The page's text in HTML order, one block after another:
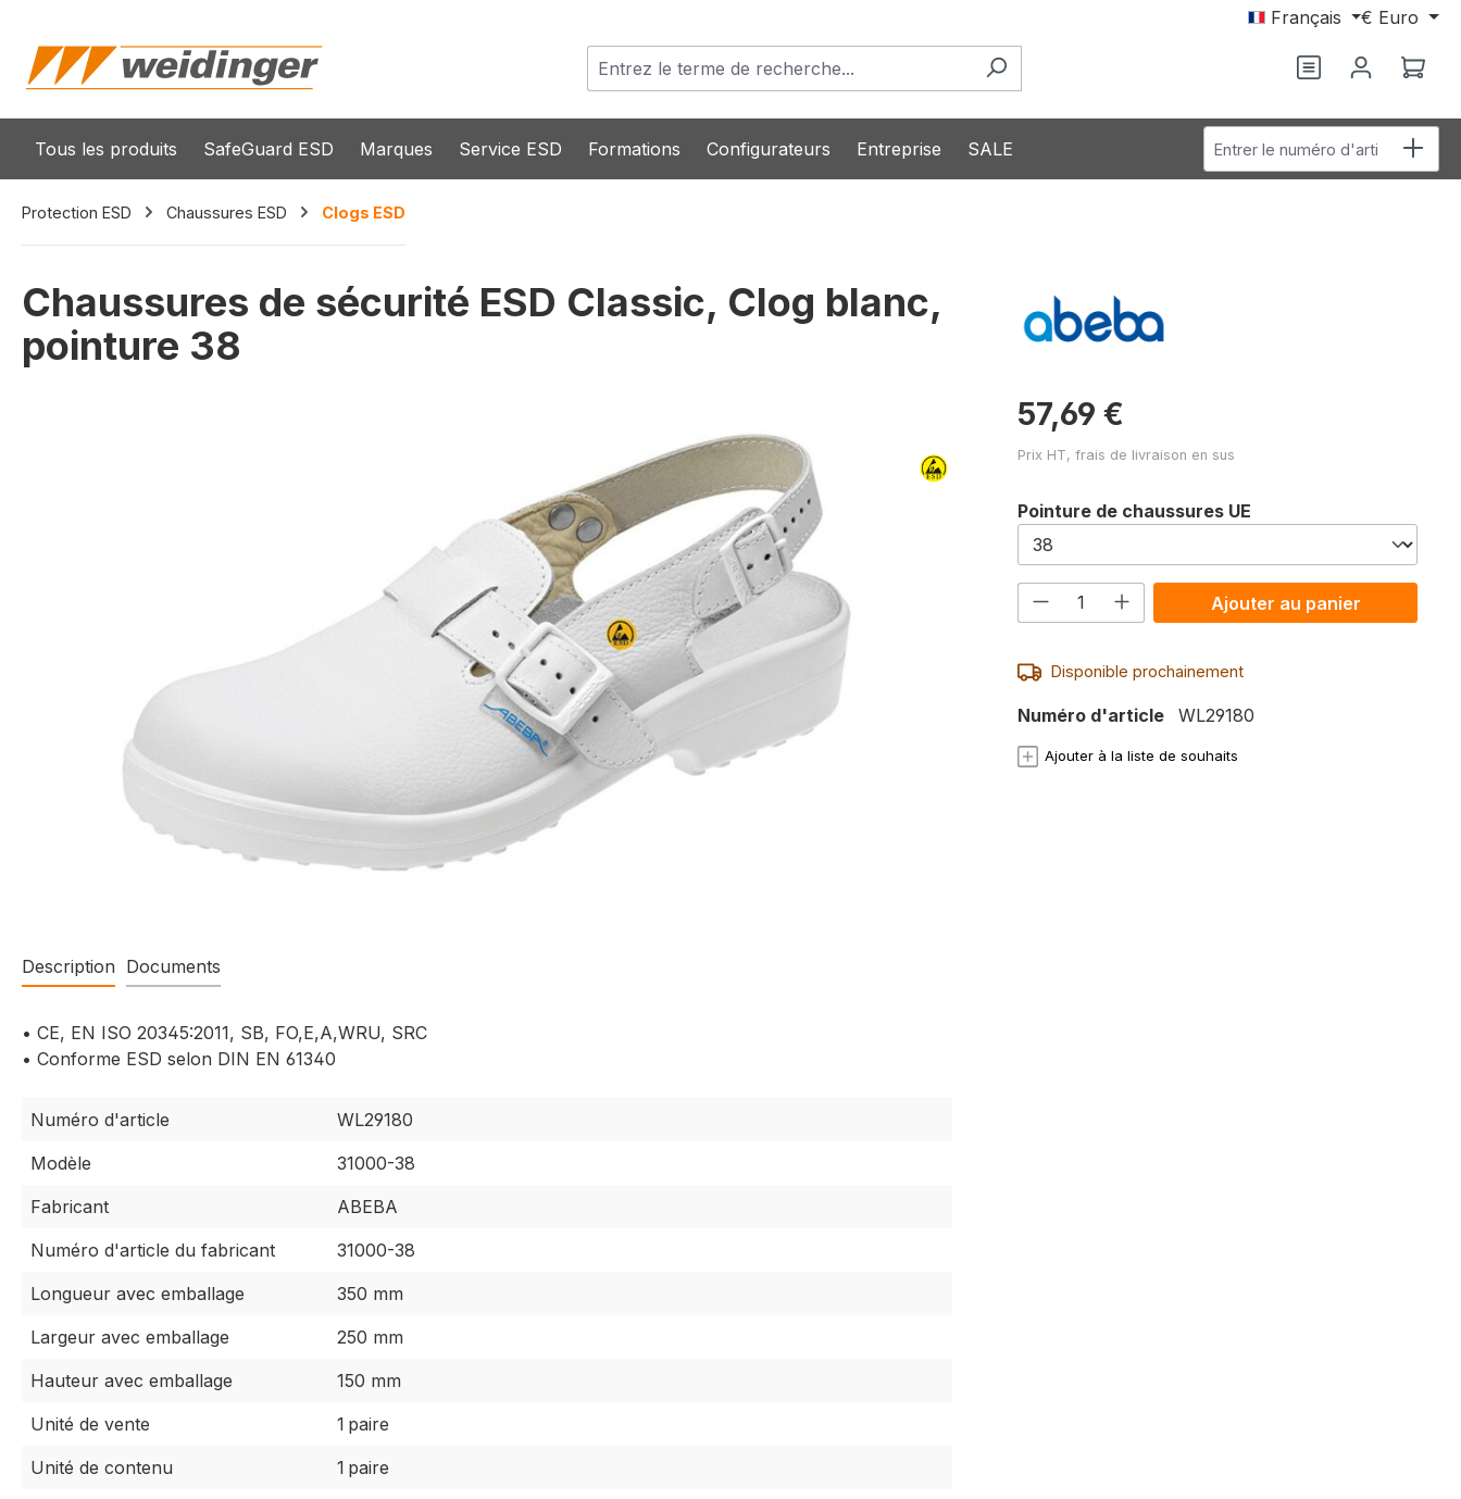
Français € Euro
Le
Tous les produits SafeGuard ESD Marques Service ESD Formations Configurateurs Entreprise SALE Entrer le numéro d'article
Protection ESD Chaussures ESD Clogs ESD
Chaussures de sécurité ESD Classic, Clog blanc,
pointure 38
Description Documents
• CE, EN ISO 20345:2011, SB, FO,E,A,WRU, SRC
• Conforme ESD selon DIN EN 61340
Numéro d'article
WL29180
Modèle
31000-38
Fabricant
ABEBA
Numéro d'article du fabricant
31000-38
Longueur avec emballage
350 mm
Largeur avec emballage
250 mm
Hauteur avec emballage
150 mm
Unité de vente
1 paire
Unité de contenu
1 paire
57,69 €
Prix HT, frais de livraison en sus
Sélectionnez
Pointure de chaussures UE
Quantité de produit : Entrez la
Ajouter au panier
Disponible prochainement
Numéro d'article WL29180
Ajouter à la liste de souhaits